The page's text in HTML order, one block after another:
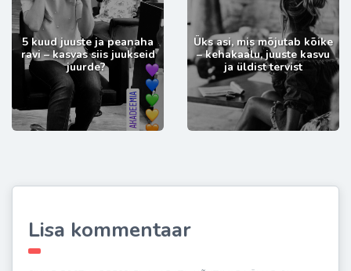
5 kuud juuste ja peanaha
ravi – kasvas siis juukseid
juurde?
Üks asi, mis mõjutab kõike
– kehakaalu, juuste kasvu
ja üldist tervist
Lisa kommentaar